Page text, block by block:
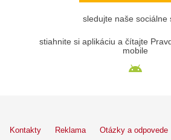
sledujte naše sociálne
stiahnite si aplikáciu a čítajte
mobile
Kontakty Reklama Otázky a odpovede